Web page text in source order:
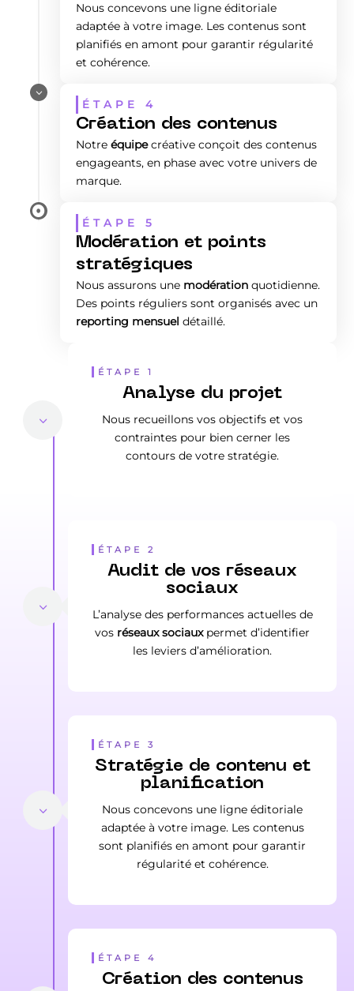
Nous concevons une ligne éditoriale
adaptée à votre image. Les contenus sont
planifiés en amont pour garantir régularité
et cohérence.
3
ÉTAPE 4
Création des contenus
Notreéquipecréative conçoit des contenus
engageants, en phase avec votre univers de
marque.

ÉTAPE 5
Modération et points
stratégiques
Nous assurons une modération quotidienne.
Des points réguliers sont organisés avec un
reporting mensuel détaillé.
ÉTAPE 1
Analyse du projet
Nous recueillons vos objectifs et vos
contraintes pour bien cerner les
contours de votre stratégie.
ÉTAPE 2
Audit de vos réseaux
sociaux
L’analyse des performances actuelles de
vos réseaux sociauxpermet d’identifier
les leviers d’amélioration.
ÉTAPE 3
Stratégie de contenu et
planification
Nous concevons une ligne éditoriale
adaptée à votre image. Les contenus
sont planifiés en amont pour garantir
régularité et cohérence.
ÉTAPE 4
Création des contenus